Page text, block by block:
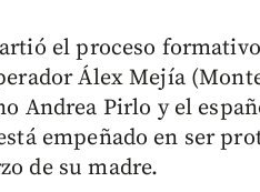
el proceso
Álex Mejía
Andrea Pirlo y el
empeñado en ser
de su madre.